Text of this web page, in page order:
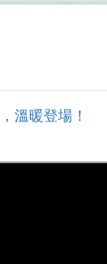
溫暖登場！